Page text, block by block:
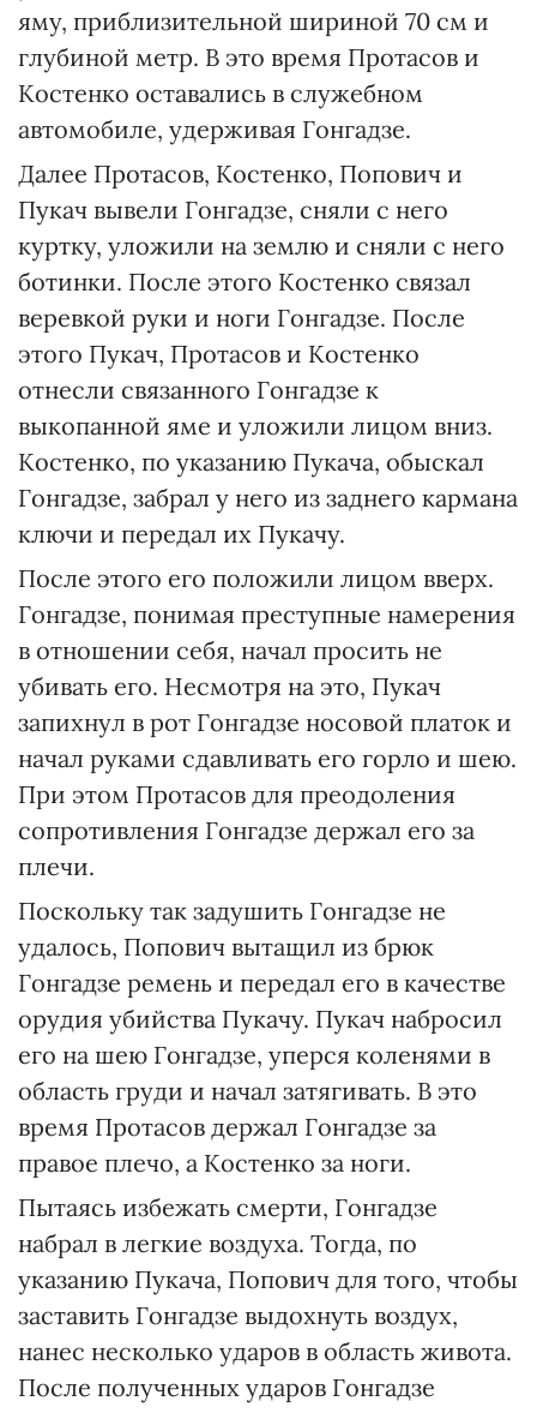
яму, приблизительной шириной 70 см и
глубиной метр. В это время Протасов и
Костенко оставались в служебном
автомобиле, удерживая Гонгадзе.
Далее Протасов, Костенко, Попович и
Пукач вывели Гонгадзе, сняли с него
куртку, уложили на землю и сняли с него
ботинки. После этого Костенко связал
веревкой руки и ноги Гонгадзе. После
этого Пукач, Протасов и Костенко
отнесли связанного Гонгадзе к
выкопанной яме и уложили лицом вниз.
Костенко, по указанию Пукача, обыскал
Гонгадзе, забрал у него из заднего кармана
ключи и передал их Пукачу.
После этого его положили лицом вверх.
Гонгадзе, понимая преступные намерения
в отношении себя, начал просить не
убивать его. Несмотря на это, Пукач
запихнул в рот Гонгадзе носовой платок и
начал руками сдавливать его горло и шею.
При этом Протасов для преодоления
сопротивления Гонгадзе держал его за
плечи.
Поскольку так задушить Гонгадзе не
удалось, Попович вытащил из брюк
Гонгадзе ремень и передал его в качестве
орудия убийства Пукачу. Пукач набросил
его на шею Гонгадзе, уперся коленями в
область груди и начал затягивать. В это
время Протасов держал Гонгадзе за
правое плечо, а Костенко за ноги.
Пытаясь избежать смерти, Гонгадзе
набрал в легкие воздуха. Тогда, по
указанию Пукача, Попович для того, чтобы
заставить Гонгадзе выдохнуть воздух,
нанес несколько ударов в область живота.
После полученных ударов Гонгадзе